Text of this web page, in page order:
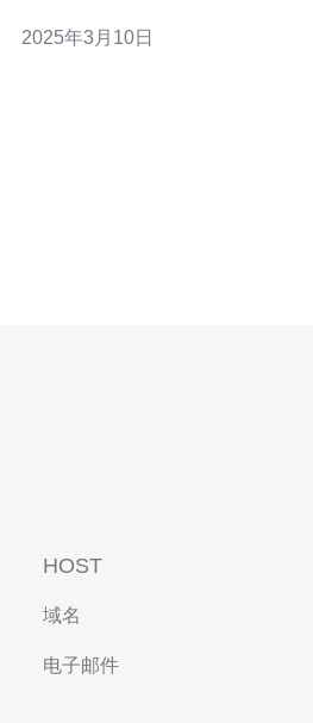
理想选择。 新加坡位于亚洲的中心地带，地理位置优越。
2025年3月10日
HOST
域名
电子邮件